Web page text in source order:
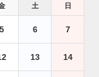
土 日
5 6 7
13 14